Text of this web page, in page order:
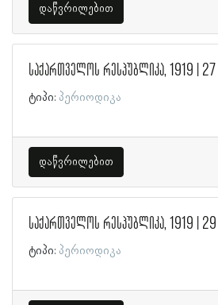
დაწვრილებით
საქართველოს რესპუბლიკა, 1919 | 27
ტიპი: პერიოდიკა
დაწვრილებით
საქართველოს რესპუბლიკა, 1919 | 29
ტიპი: პერიოდიკა